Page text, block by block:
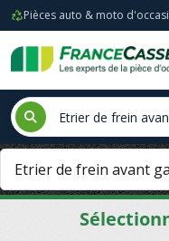
Pièces auto & moto